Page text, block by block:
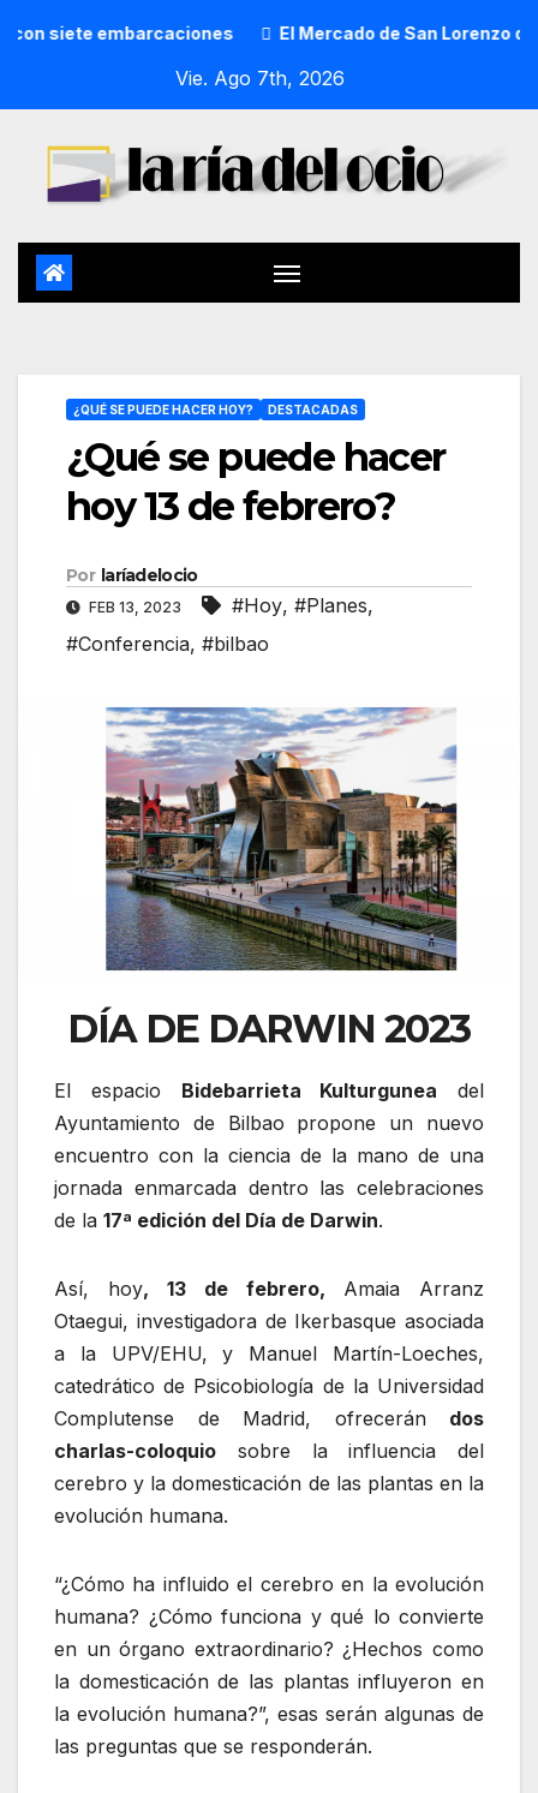
embarcaciones El Mercado de San Lorenzo de
Vie. Ago 7th, 2026
¿QUÉ SE PUEDE HACER HOY? DESTACADAS
¿Qué se puede hacer
hoy 13 de febrero?
Por laríadelocio
FEB 13, 2023 #Hoy, #Planes,
#Conferencia, #bilbao
DÍA DE DARWIN 2023
El espacio Bidebarrieta Kulturgunea del
Ayuntamiento de Bilbao propone un nuevo
encuentro con la ciencia de la mano de una
jornada enmarcada dentro las celebraciones
de la 17ª edición del Día de Darwin.
Así, hoy, 13 de febrero, Amaia Arranz
Otaegui, investigadora de Ikerbasque asociada
a la UPV/EHU, y Manuel Martín-Loeches,
catedrático de Psicobiología de la Universidad
Complutense de Madrid, ofrecerán dos
charlas-coloquio sobre la influencia del
cerebro y la domesticación de las plantas en la
evolución humana.
“¿Cómo ha influido el cerebro en la evolución
humana? ¿Cómo funciona y qué lo convierte
en un órgano extraordinario? ¿Hechos como
la domesticación de las plantas influyeron en
la evolución humana?”, esas serán algunas de
las preguntas que se responderán.